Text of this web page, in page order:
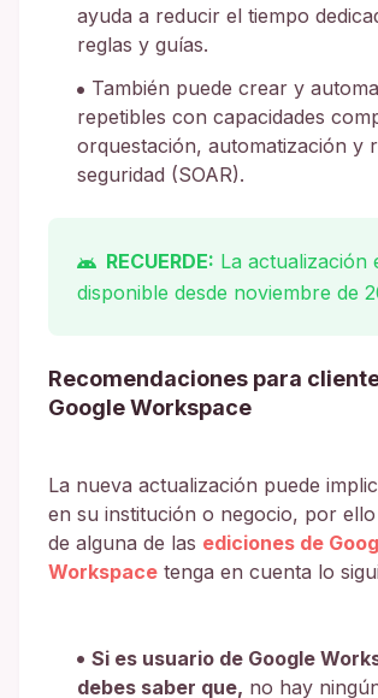
ayuda a reducir el tiempo
reglas y guías.
También puede crear y
repetibles con capacidades
orquestación, automatización y
seguridad (SOAR).
RECUERDE: La actualización
disponible desde noviembre de
Recomendaciones para
Google Workspace
La nueva actualización puede
en su institución o negocio, por ello
de alguna de las ediciones de
Workspace tenga en cuenta lo
Si es usuario de Google
debes saber que, no hay